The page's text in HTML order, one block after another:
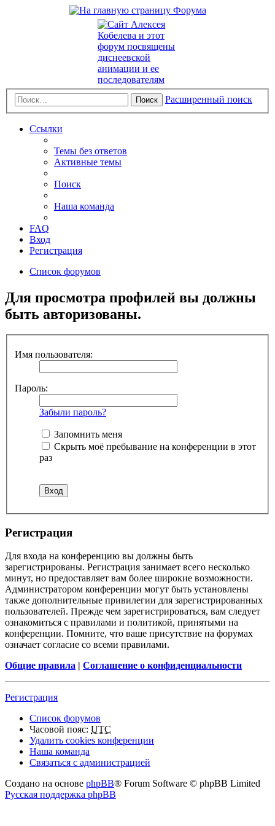
Поиск Расширенный поиск
Ссылки
Темы без ответов
Активные темы
Поиск
Наша команда
FAQ
Вход
Регистрация
Список форумов
Для просмотра профилей вы должны
быть авторизованы.
Имя пользователя:
Пароль:
Забыли пароль?
Запомнить меня
Скрыть моё пребывание на конференции в этот
раз
Регистрация
Для входа на конференцию вы должны быть
зарегистрированы. Регистрация занимает всего несколько
минут, но предоставляет вам более широкие возможности.
Администратором конференции могут быть установлены
также дополнительные привилегии для зарегистрированных
пользователей. Прежде чем зарегистрироваться, вам следует
ознакомиться с правилами и политикой, принятыми на
конференции. Помните, что ваше присутствие на форумах
означает согласие со всеми правилами.
Общие правила | Соглашение о конфиденциальности
Регистрация
Список форумов
Часовой пояс: UTC
Удалить cookies конференции
Наша команда
Связаться с администрацией
Создано на основе phpBB® Forum Software © phpBB Limited
Русская поддержка phpBB